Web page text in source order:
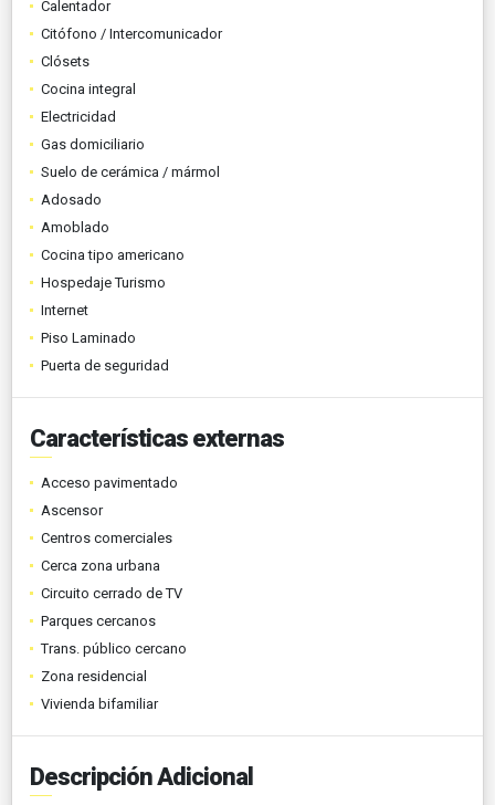
Calentador
Citófono / Intercomunicador
Clósets
Cocina integral
Electricidad
Gas domiciliario
Suelo de cerámica / mármol
Adosado
Amoblado
Cocina tipo americano
Hospedaje Turismo
Internet
Piso Laminado
Puerta de seguridad
Características externas
Acceso pavimentado
Ascensor
Centros comerciales
Cerca zona urbana
Circuito cerrado de TV
Parques cercanos
Trans. público cercano
Zona residencial
Vivienda bifamiliar
Descripción Adicional